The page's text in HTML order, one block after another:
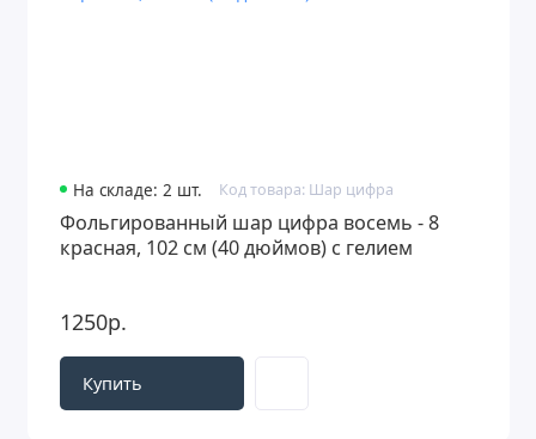
На складе: 2 шт. Код товара: Шар цифра
Фольгированный шар цифра восемь - 8
красная, 102 см (40 дюймов) с гелием
1250р.
Купить